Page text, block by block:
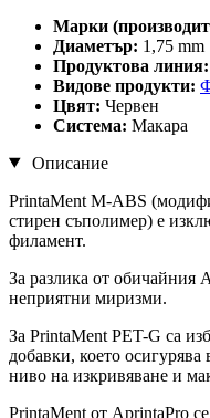
Марки
Диаметър: 1,75 mm
Продуктова линия:
Видове продукти:
Цвят: Червен
Система: Макара
Описание
PrintaMent M-ABS
стирен съполимер) е
филамент.
За разлика от обичайния
неприятни миризми.
За PrintaMent PET-G са
добавки, което
ниво на изкривяване и
PrintaMent от AprintaPro